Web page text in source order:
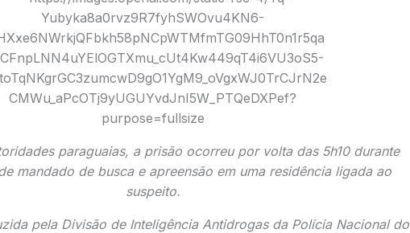
paraguaias, a prisão ocorreu por volta das 5h10 durante
mandado de busca e apreensão em uma residência ligada ao
suspeito.
pela Divisão de Inteligência Antidrogas da Polícia Nacional do